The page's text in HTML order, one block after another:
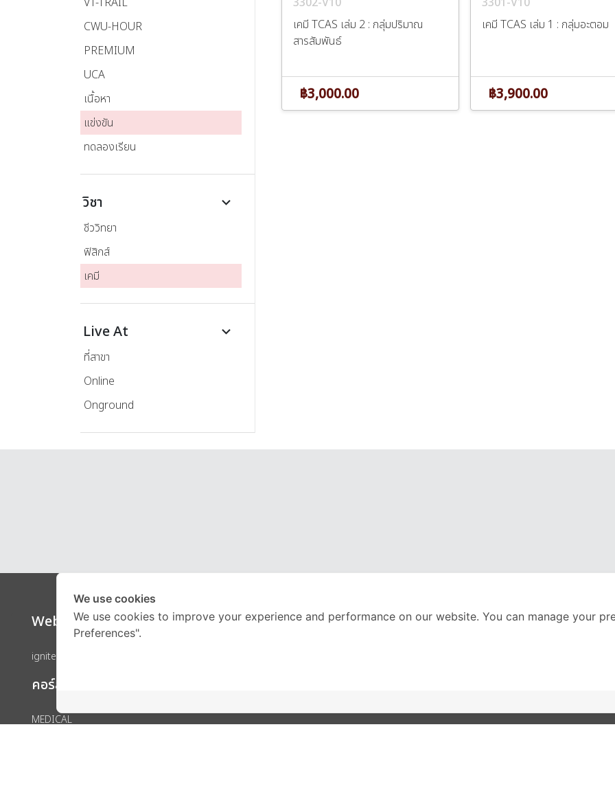
CWU-HOUR
PREMIUM
UCA
เนื้อหา
แข่งขัน
ทดลองเรียน
วิชา keyboard_arrow_down
ชีววิทยา
ฟิสิกส์
เคมี
Live At keyboard_arrow_down
ที่สาขา
Online
Onground
เคมี TCAS เล่ม 2 : กลุ่มปริมาณ
สารสัมพันธ์
฿3,000.00
เคมี TCAS เล่ม 1 : กลุ่มอะตอม
฿3,900.00
Website
ignite by OnDemand
คอร์สเรียน
MEDICAL
Call Center ติดตามเราได้ที่
We use cookies
We use cookies to improve your experience and performance on our website. You can manage your
Preferences".